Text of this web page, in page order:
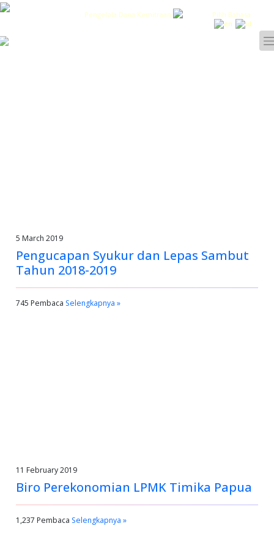
Pengelola Dana Kemitraan Pilih Bahasa :
5 March 2019
Pengucapan Syukur dan Lepas Sambut
Tahun 2018-2019
745 Pembaca Selengkapnya »
11 February 2019
Biro Perekonomian LPMK Timika Papua
1,237 Pembaca Selengkapnya »